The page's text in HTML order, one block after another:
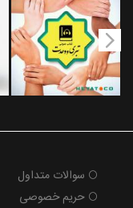
سوالات متداول
حریم خصوصی